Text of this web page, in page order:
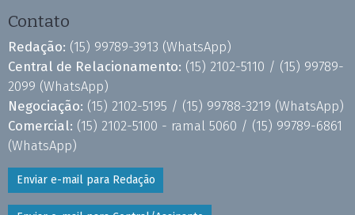
Contato
Redação: (15) 99789-3913 (WhatsApp)
Central de Relacionamento: (15) 2102-5110 / (15) 99789-
2099 (WhatsApp)
Negociação: (15) 2102-5195 / (15) 99788-3219 (WhatsApp)
Comercial: (15) 2102-5100 - ramal 5060 / (15) 99789-6861
(WhatsApp)
Enviar e-mail para Redação